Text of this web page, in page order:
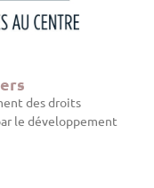
des droits
le développement